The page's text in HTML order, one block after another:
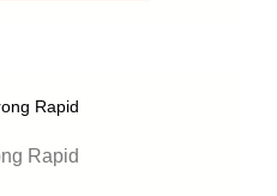
Rapid